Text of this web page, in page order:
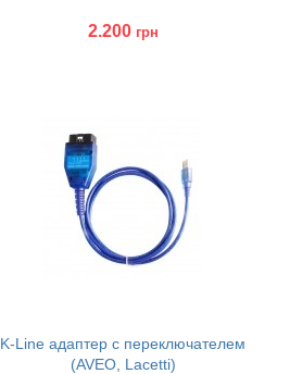
2.200 грн
K-Line адаптер с переключателем
(AVEO, Lacetti)